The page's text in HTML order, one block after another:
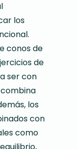
los
conos de
de
ser con
los
con
como